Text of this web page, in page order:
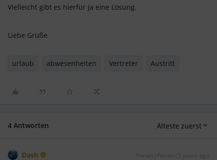
Vielleicht gibt es hierfür ja eine Lösung.
Liebe Grüße
urlaub abwesenheiten Vertreter Austritt
4 Antworten Älteste zuerst
Dash Forum|Forum|5 years ago